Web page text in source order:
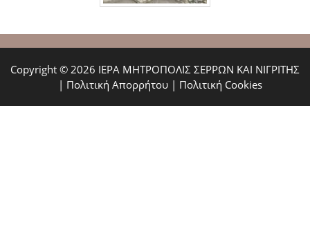
Copyright © 2026 ΙΕΡΑ ΜΗΤΡΟΠΟΛΙΣ ΣΕΡΡΩΝ ΚΑΙ ΝΙΓΡΙΤΗΣ
| Πολιτική Απορρήτου | Πολιτική Cookies